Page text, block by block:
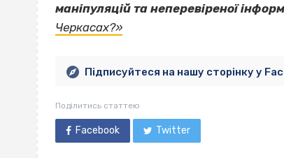
маніпуляцій та неперевіреної
Черкасах?»
Підписуйтеся на нашу сторінку у
Поділитись статтею
Facebook Twitter